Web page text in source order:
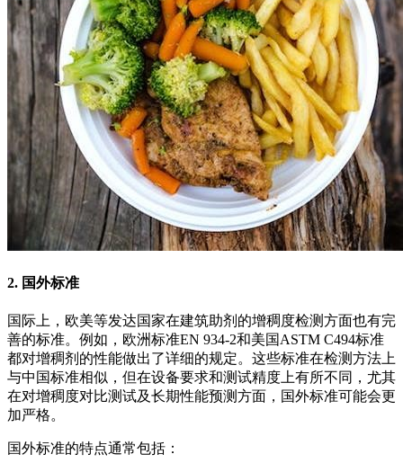
2. 国外标准
国际上，欧美等发达国家在建筑助剂的增稠度检测方面也有完
善的标准。例如，欧洲标准EN 934-2和美国ASTM C494标准
都对增稠剂的性能做出了详细的规定。这些标准在检测方法上
与中国标准相似，但在设备要求和测试精度上有所不同，尤其
在对增稠度对比测试及长期性能预测方面，国外标准可能会更
加严格。
国外标准的特点通常包括：